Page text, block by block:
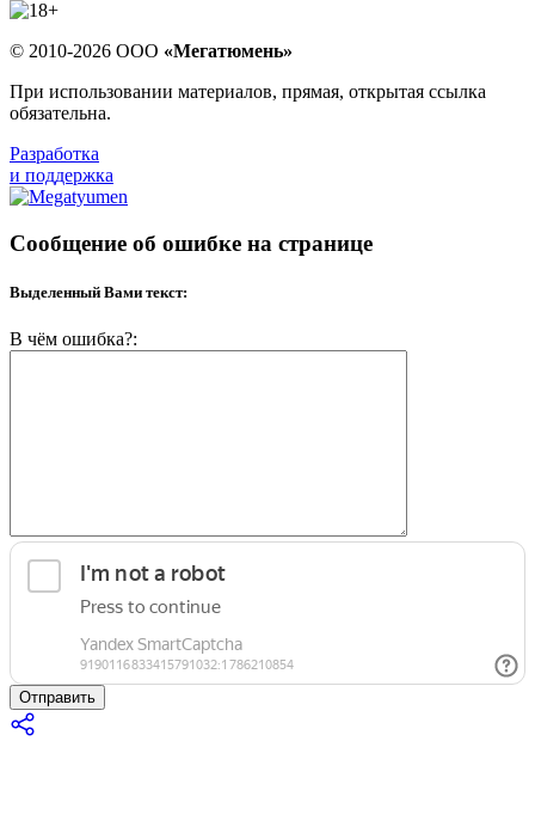
© 2010-2026 ООО «Мегатюмень»
При использовании материалов, прямая, открытая ссылка
обязательна.
Разработка
и поддержка
Сообщение об ошибке на странице
Выделенный Вами текст:
В чём ошибка?:
Отправить